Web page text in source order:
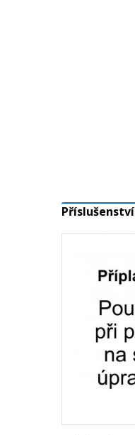
Příslušenství